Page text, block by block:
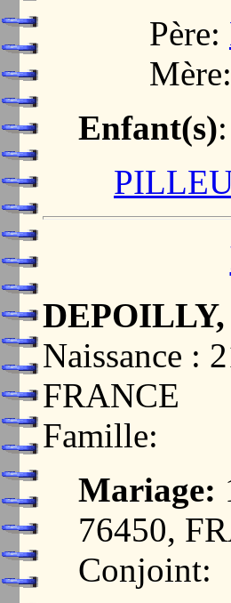
Père:
Mère:
Enfant(s):
DEPOILLY,
Naissance :
FRANCE
Famille:
Mariage:
76450,
Conjoint: